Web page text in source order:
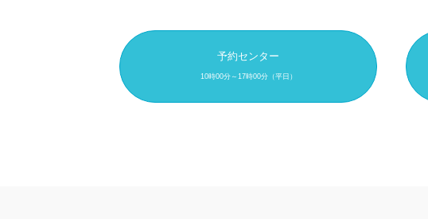
予約センター
10時00分～17時00分（平日）